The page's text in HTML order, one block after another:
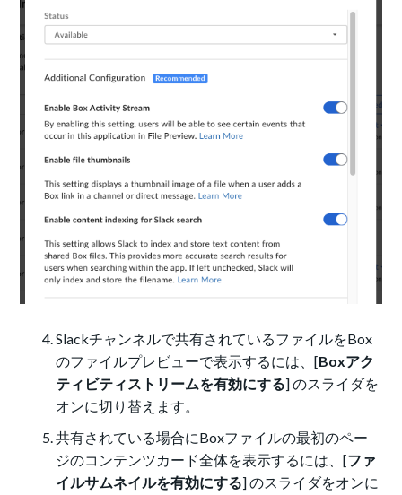
Slackチャンネルで共有されているファイルをBox
のファイルプレビューで表示するには、[Boxアク
ティビティストリームを有効にする] のスライダを
オンに切り替えます。
共有されている場合にBoxファイルの最初のペー
ジのコンテンツカード全体を表示するには、[ファ
イルサムネイルを有効にする] のスライダをオンに